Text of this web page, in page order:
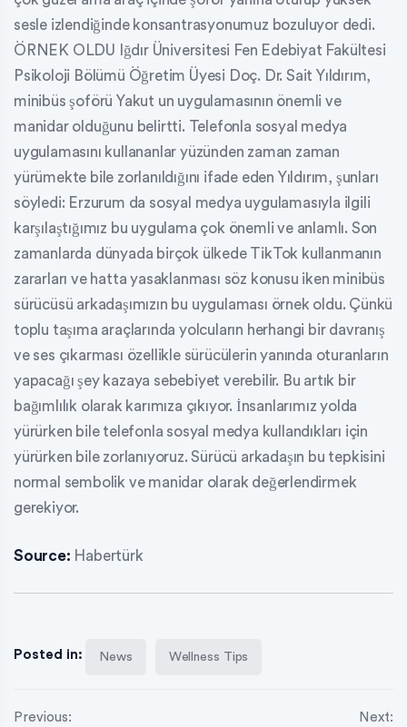
sesle izlendiğinde konsantrasyonumuz bozuluyor dedi.
ÖRNEK OLDU Iğdır Üniversitesi Fen Edebiyat Fakültesi
Psikoloji Bölümü Öğretim Üyesi Doç. Dr. Sait Yıldırım,
minibüs şoförü Yakut un uygulamasının önemli ve
manidar olduğunu belirtti. Telefonla sosyal medya
uygulamasını kullananlar yüzünden zaman zaman
yürümekte bile zorlanıldığını ifade eden Yıldırım, şunları
söyledi: Erzurum da sosyal medya uygulamasıyla ilgili
karşılaştığımız bu uygulama çok önemli ve anlamlı. Son
zamanlarda dünyada birçok ülkede TikTok kullanmanın
zararları ve hatta yasaklanması söz konusu iken minibüs
sürücüsü arkadaşımızın bu uygulaması örnek oldu. Çünkü
toplu taşıma araçlarında yolcuların herhangi bir davranış
ve ses çıkarması özellikle sürücülerin yanında oturanların
yapacağı şey kazaya sebebiyet verebilir. Bu artık bir
bağımlılık olarak karımıza çıkıyor. İnsanlarımız yolda
yürürken bile telefonla sosyal medya kullandıkları için
yürürken bile zorlanıyoruz. Sürücü arkadaşın bu tepkisini
normal sembolik ve manidar olarak değerlendirmek
gerekiyor.
Source: Habertürk
Posted in: News Wellness Tips
Previous: Next: